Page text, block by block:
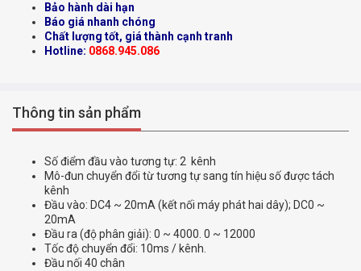
Bảo hành dài hạn
Báo giá nhanh chóng
Chất lượng tốt, giá thành cạnh tranh
Hotline: 0868.945.086
Thông tin sản phẩm
Số điểm đầu vào tương tự: 2 kênh
Mô-đun chuyển đổi từ tương tự sang tín hiệu số được tách
kênh
Đầu vào: DC4 ~ 20mA (kết nối máy phát hai dây); DC0 ~
20mA
Đầu ra (độ phân giải): 0 ~ 4000. 0 ~ 12000
Tốc độ chuyển đổi: 10ms / kênh.
Đầu nối 40 chân